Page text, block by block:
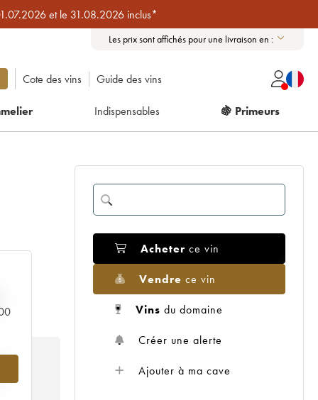
et le 31.08.2026 inclus*
Les prix sont affichés pour une livraison en :
Cote des vins Guide des vins
Indispensables 🍇 Primeurs
Acheter ce vin
Vendre ce vin
Vins du domaine
Créer une alerte
Ajouter à ma cave